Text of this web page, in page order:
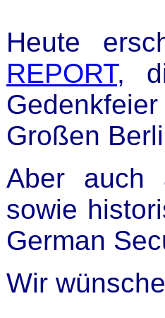
Heute
REPORT,
Großen
Aber auch
sowie
German
Wir